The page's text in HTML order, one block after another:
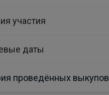
участия
даты
проведённых выкупов